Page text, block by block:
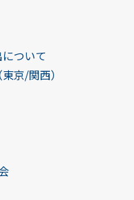
ついて
京/関西）